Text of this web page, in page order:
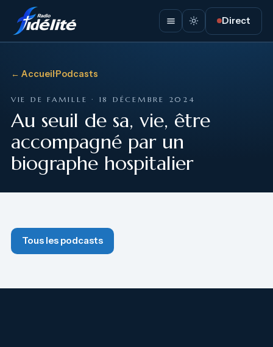
Direct
← Accueil·Podcasts
VIE DE FAMILLE · 18 DÉCEMBRE 2024
Au seuil de sa, vie, être
accompagné par un
biographe hospitalier
Tous les podcasts